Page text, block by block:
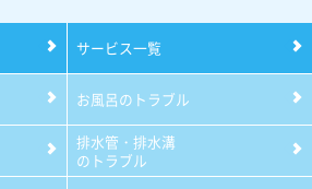
でし
サービス一覧
お風呂のトラブル
排水管・排水溝
のトラブル